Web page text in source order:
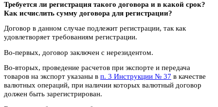
Требуется ли регистрация такого договора и в какой срок?
Как исчислить сумму договора для регистрации?
Договор в данном случае подлежит регистрации, так как
удовлетворяет требованиям регистрации.
Во-первых, договор заключен с нерезидентом.
Во-вторых, проведение расчетов при экспорте и передача
товаров на экспорт указаны в п. 3 Инструкции № 37 в качестве
валютных операций, при наличии которых валютный договор
должен быть зарегистрирован.